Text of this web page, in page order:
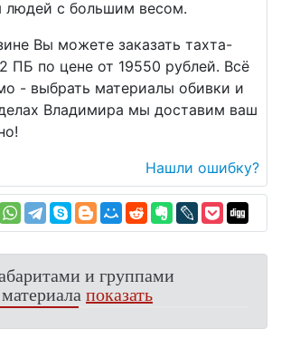
людей с большим весом.
Вы можете заказать тахта-
ПБ по цене от 19550 рублей. Всё
- выбрать материалы обивки и
Владимира мы доставим ваш
Нашли ошибку?
и группами
показать